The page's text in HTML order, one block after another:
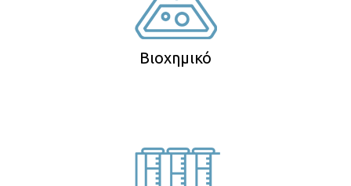
Βιοχημικό